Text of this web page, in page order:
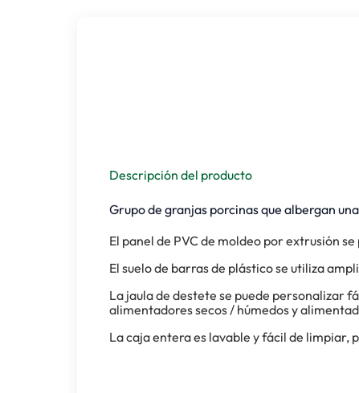
Descripción del producto
Grupo de granjas porcinas que albergan
El panel de PVC de moldeo por extrusión
El suelo de barras de plástico se utiliza
La jaula de destete se puede personalizar
alimentadores secos / húmedos y
La caja entera es lavable y fácil de limpiar,